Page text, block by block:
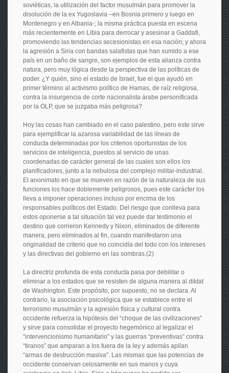
soviéticas, la utilización del factor musulmán para promover la
disolución de la ex Yugoslavia –en Bosnia primero y luego en
Montenegro y en Albania-; la misma práctica puesta en escena
más recientemente en Libia para derrocar y asesinar a Gaddafi,
promoviendo las tendencias secesionistas en esa nación; y ahora
la agresión a Siria con bandas salafistas que han sumido a ese
país en un baño de sangre, son ejemplos de esta alianza contra
natura, pero muy lógica desde la perspectiva de las políticas de
poder. ¿Y quién, sino el estado de Israel, fue el que ayudó en
primer término al activismo político de Hamas, de raíz religiosa,
contra la insurgencia de corte nacionalista árabe personificada
por la OLP, que se juzgaba más peligrosa?
Hoy las cosas han cambiado en el caso palestino, pero este sirve
para ejemplificar la azarosa variabilidad de las líneas de
conducta determinadas por los criterios oportunistas de los
servicios de inteligencia, puestos al servicio de unas
coordenadas de carácter general de las cuales son ellos los
planificadores, junto a la nebulosa del complejo militar-industrial.
El anonimato en que se mueven en razón de la naturaleza de sus
funciones los hace doblemente peligrosos, pues este carácter los
lleva a imponer operaciones incluso por encima de los
responsables políticos del Estado. Del riesgo que conlleva para
estos oponerse a tal situación tal vez puede dar testimonio el
destino que corrieron Kennedy y Nixon, eliminados de diferente
manera, pero eliminados al fin, cuando manifestaron una
originalidad de criterio que no coincidía del todo con los intereses
y las directivas del gobierno en las sombras.(2)
La directriz profunda de esta conducta pasa por debilitar o
eliminar a los estados que se resisten de alguna manera al diktat
de Washington. Este propósito, por supuesto, no se declara. Al
contrario, la asociación psicológica que se establece entre el
terrorismo musulmán y la agresión física y cultural contra
occidente refuerza la hipótesis del “choque de las civilizaciones”
y sirve para consolidar el proyecto hegemónico al legalizar el
“intervencionismo humanitario” y las guerras “preventivas” contra
“tiranos” que amparan a los fuera de la ley y además apilan
“armas de destrucción masiva”. Las mismas que las potencias de
occidente conservan celosamente en sus manos y cuya